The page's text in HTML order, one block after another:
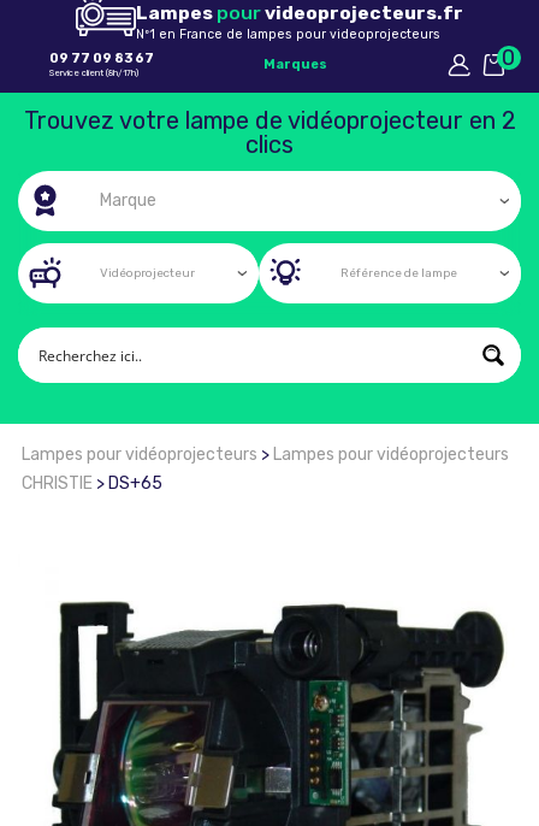
Lampes pourvideoprojecteurs.fr
Nº1 en France de lampes pour videoprojecteurs
09 77 09 83 67
Service client (8h/17h)
Marques 0
Trouvez votre lampe de vidéoprojecteur en 2
clics
Lampes pour vidéoprojecteurs > Lampes pour vidéoprojecteurs
CHRISTIE > DS+65